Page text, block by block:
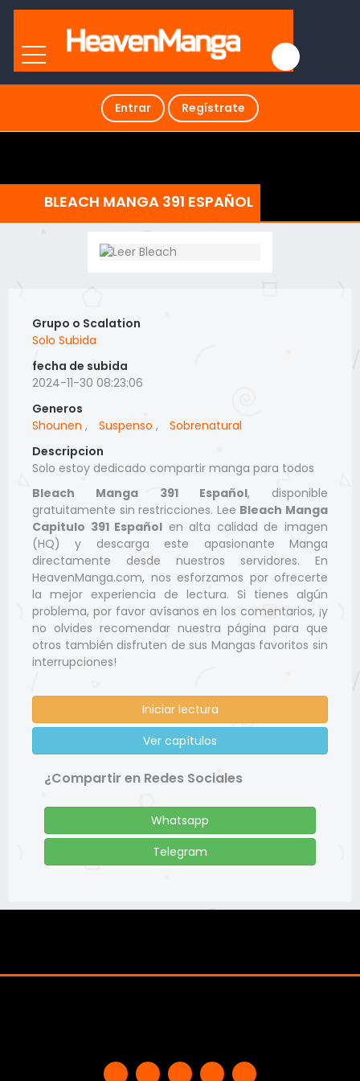
Entrar Regístrate
BLEACH MANGA 391 ESPAÑOL
Grupo o Scalation
Solo Subida
fecha de subida
2024-11-30 08:23:06
Generos
Shounen , Suspenso ,
Sobrenatural
Descripcion
Solo estoy dedicado compartir manga para todos
Bleach Manga 391 Español, disponible
gratuitamente sin restricciones. Lee Bleach Manga
Capitulo 391 Español en alta calidad de imagen
(HQ) y descarga este apasionante Manga
directamente desde nuestros servidores. En
HeavenManga.com, nos esforzamos por ofrecerte
la mejor experiencia de lectura. Si tienes algún
problema, por favor avísanos en los comentarios, ¡y
no olvides recomendar nuestra página para que
otros también disfruten de sus Mangas favoritos sin
interrupciones!
Iniciar lectura
Ver capítulos
¿Compartir en Redes Sociales
Whatsapp
Telegram